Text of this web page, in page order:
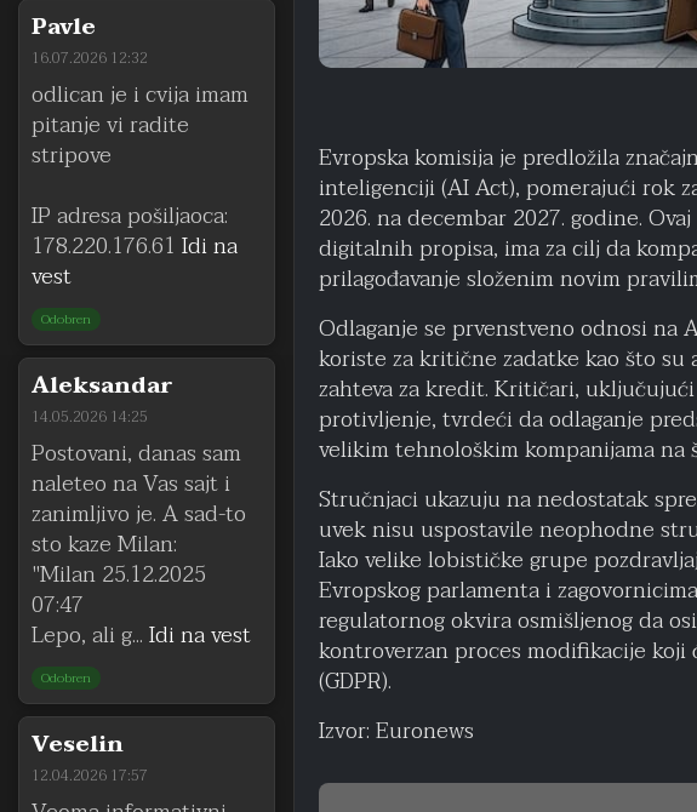
Pavle
16.07.2026 12:32
odlican je i cvija imam
pitanje vi radite
stripove
IP adresa pošiljaoca:
178.220.176.61 Idi na
vest
Odobren
Aleksandar
14.05.2026 14:25
Postovani, danas sam
naleteo na Vas sajt i
zanimljivo je. A sad-to
sto kaze Milan:
"Milan 25.12.2025
07:47
Lepo, ali g...Idi na vest
Odobren
Veselin
12.04.2026 17:57
Evropska komisija je predložila
inteligenciji (AI Act), pomerajući rok
2026. na decembar 2027. godine.
digitalnih propisa, ima za cilj da
prilagođavanje složenim novim
Odlaganje se prvenstveno odnosi na
koriste za kritične zadatke kao što
zahteva za kredit. Kritičari,
protivljenje, tvrdeći da odlaganje
velikim tehnološkim kompanijama na
Stručnjaci ukazuju na nedostatak
uvek nisu uspostavile neophodne
Iako velike lobističke grupe
Evropskog parlamenta i
regulatornog okvira osmišljenog da
kontroverzan proces modifikacije
(GDPR).
Izvor: Euronews